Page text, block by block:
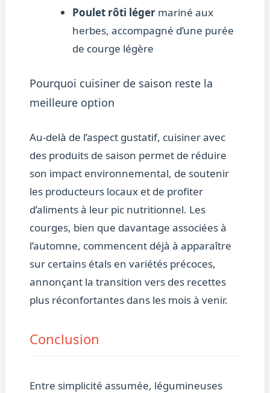
Poulet rôti légermariné aux
herbes, accompagné d’une purée
de courge légère
Pourquoi cuisiner de saison reste la
meilleure option
Au-delà de l’aspect gustatif, cuisiner avec
des produits de saison permet de réduire
son impact environnemental, de soutenir
les producteurs locaux et de profiter
d’aliments à leur pic nutritionnel. Les
courges, bien que davantage associées à
l’automne, commencent déjà à apparaître
sur certains étals en variétés précoces,
annonçant la transition vers des recettes
plus réconfortantes dans les mois à venir.
Conclusion
Entre simplicité assumée, légumineuses